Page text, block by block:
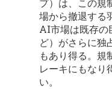
プ）は、この規
場から撤退する
AI市場は既存の
ど）がさらに独
もあり得る。規
レーキにもなり
い。